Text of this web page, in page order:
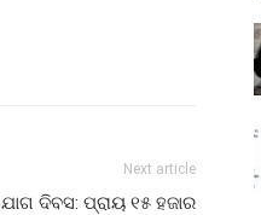
Next article
ଦିବସ: ପ୍ରାୟ ୧୫ ହଜାର